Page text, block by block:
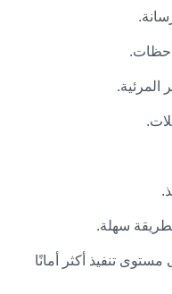
المرئية.
سهلة.
تنفيذ أكثر أمانًا